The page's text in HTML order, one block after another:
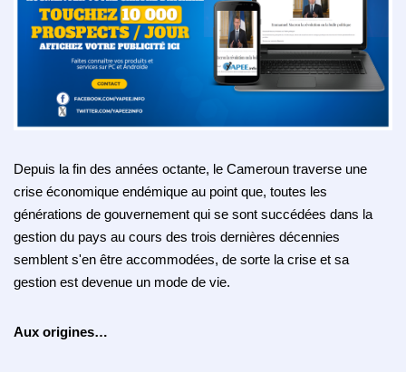
Depuis la fin des années octante, le Cameroun traverse une
crise économique endémique au point que, toutes les
générations de gouvernement qui se sont succédées dans la
gestion du pays au cours des trois dernières décennies
semblent s'en être accommodées, de sorte la crise et sa
gestion est devenue un mode de vie.
Aux origines…